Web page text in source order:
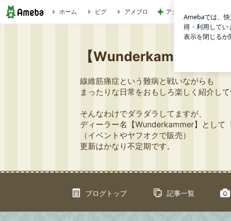
初心者向け型紙 ソックス（2020.07以降バージョン）の縫い
ホーム ピグ アメブロ アグネス 孫と一緒に行
【Wunderkammer】夢
線維筋痛症という難病と戦いながらも
まったりな日常をおもしろ楽しく紹介し
そんなわけでダラダラしてますが、
ディーラー名【Wunderkammer】として
（イベントやヤフオクで販売）
更新はかなり不定期です。
ブログトップ 記事一覧